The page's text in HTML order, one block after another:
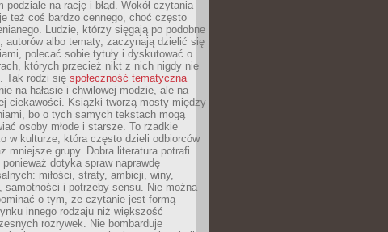
podziale na rację i błąd. Wokół czytania
też coś bardzo cennego, choć często
Ludzie, którzy sięgają po podobne
autorów albo tematy, zaczynają dzielić się
polecać sobie tytuły i dyskutować o
których przecież nikt z nich nigdy nie
Tak rodzi się społeczność tematyczna
na hałasie i chwilowej modzie, ale na
ciekawości. Książki tworzą mosty między
bo o tych samych tekstach mogą
osoby młode i starsze. To rzadkie
w kulturze, która często dzieli odbiorców
mniejsze grupy. Dobra literatura potrafi
ponieważ dotyka spraw naprawdę
miłości, straty, ambicji, winy,
samotności i potrzeby sensu. Nie można
o tym, że czytanie jest formą
innego rodzaju niż większość
rozrywek. Nie bombarduje